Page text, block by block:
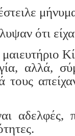
ότι
αλλά,
τους
αδελφές,